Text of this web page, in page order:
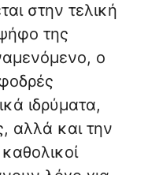
στην τελική
της
ο
ιδρύματα,
αλλά και την